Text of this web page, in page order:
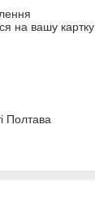
на вашу картку
Полтава